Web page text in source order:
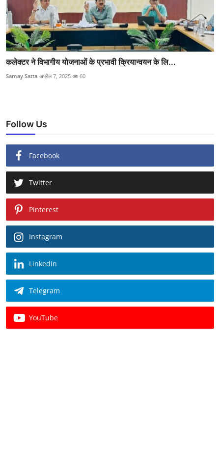
कलेक्टर ने विभागीय योजनाओं के प्रभावी क्रियान्वयन के लि...
Samay Satta अप्रैल 7, 2025 60
Follow Us
Facebook
Twitter
Pinterest
Instagram
Linkedin
Telegram
YouTube